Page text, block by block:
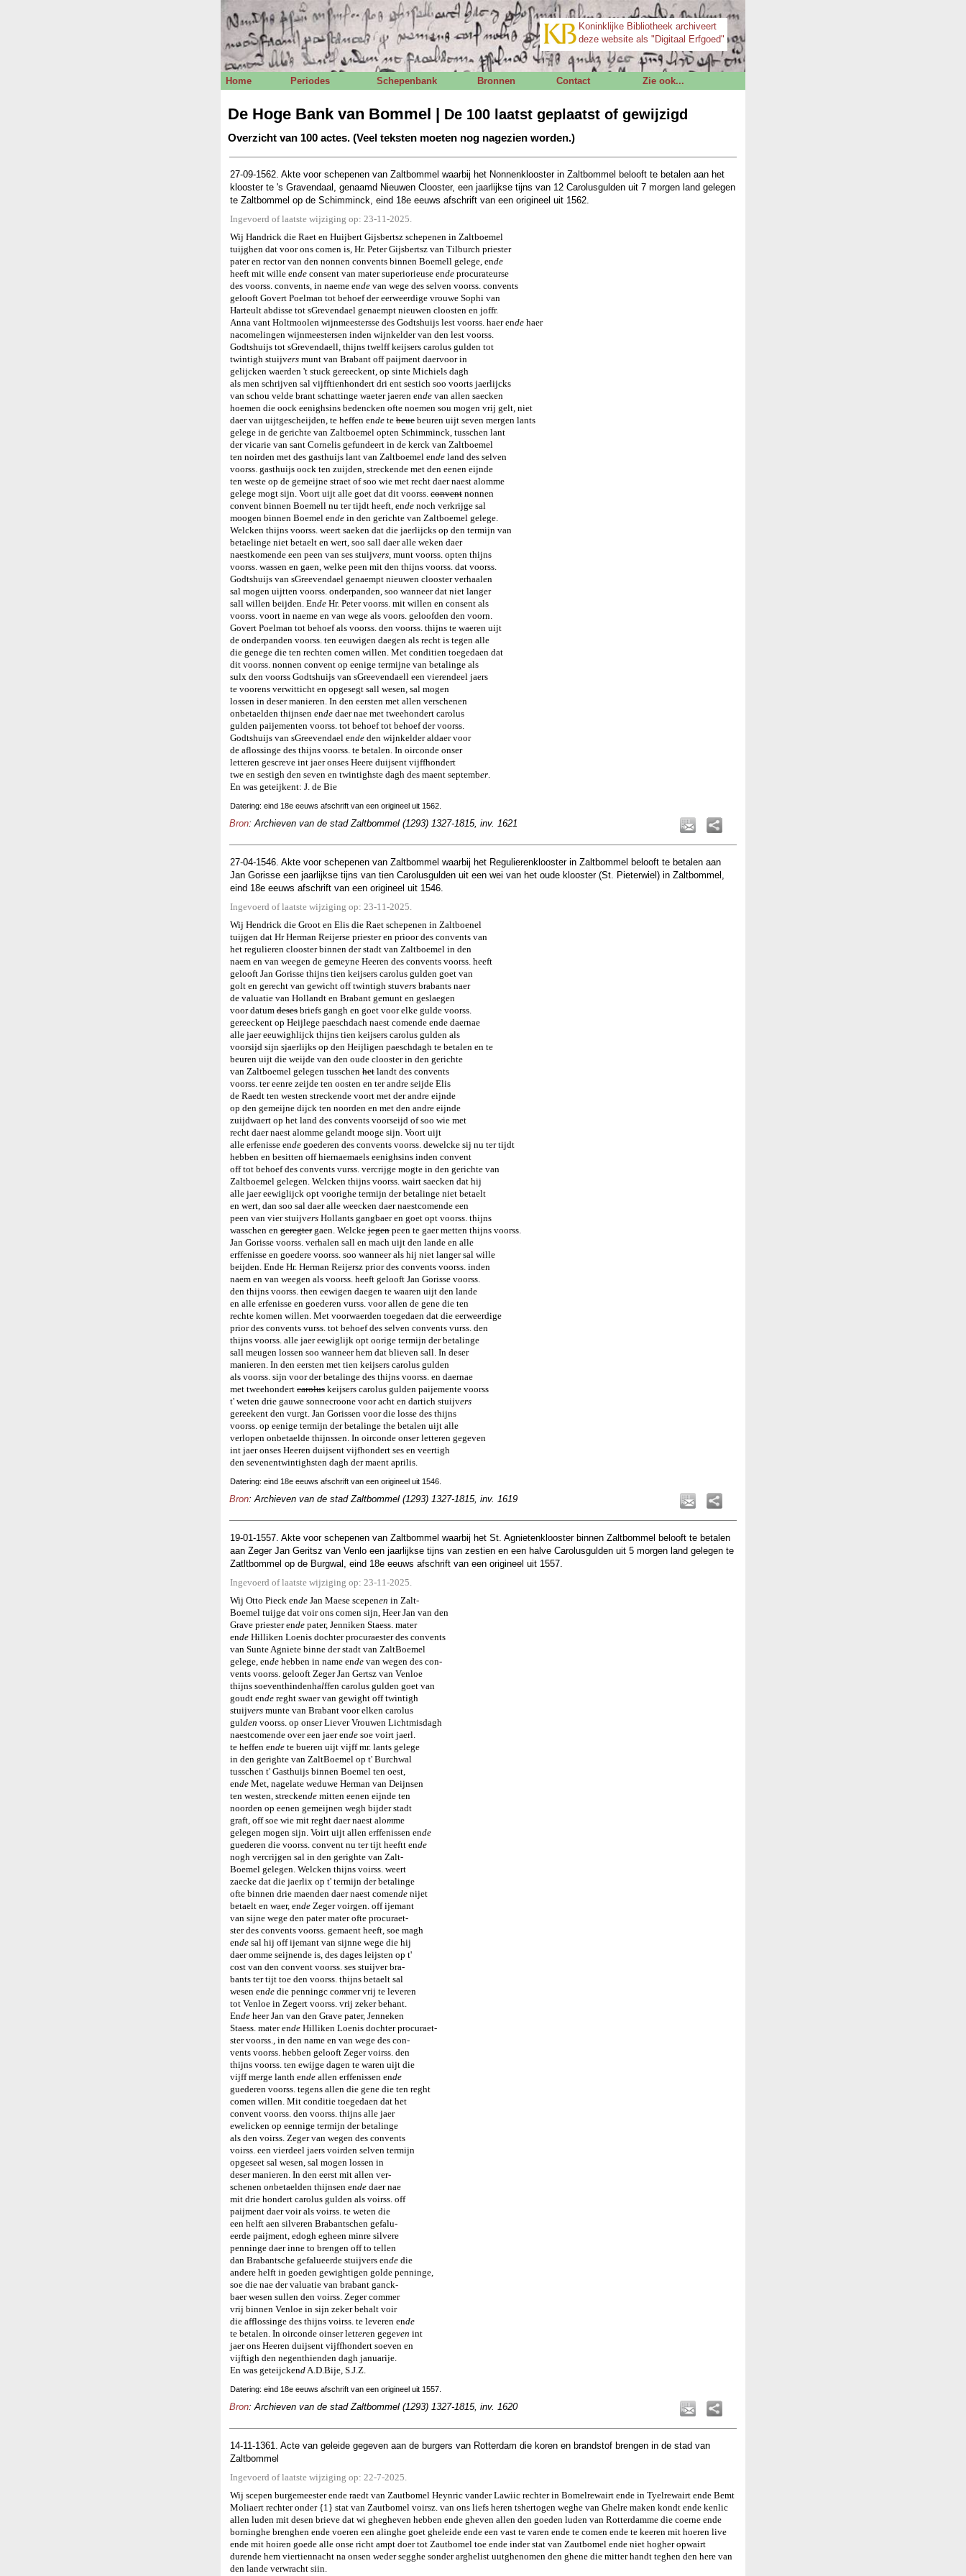
Koninklijke Bibliotheek archiveert
deze website als "Digitaal Erfgoed"
Home Periodes Schepenbank Bronnen Contact Zie ook...
De Hoge Bank van Bommel | De 100 laatst geplaatst of gewijzigd
Overzicht van 100 actes. (Veel teksten moeten nog nagezien worden.)
27-09-1562. Akte voor schepenen van Zaltbommel waarbij het Nonnenklooster in Zaltbommel belooft te betalen aan het
klooster te 's Gravendaal, genaamd Nieuwen Clooster, een jaarlijkse tijns van 12 Carolusgulden uit 7 morgen land gelegen
te Zaltbommel op de Schimminck, eind 18e eeuws afschrift van een origineel uit 1562.
Ingevoerd of laatste wijziging op: 23-11-2025.
Wij Handrick die Raet en Huijbert Gijsbertsz schepenen in Zaltboemel
tuijghen dat voor ons comen is, Hr. Peter Gijsbertsz van Tilburch priester
pater en rector van den nonnen convents binnen Boemell gelege, ende
heeft mit wille ende consent van mater superiorieuse ende procurateurse
des voorss. convents, in naeme ende van wege des selven voorss. convents
gelooft Govert Poelman tot behoef der eerweerdige vrouwe Sophi van
Harteult abdisse tot sGrevendael genaempt nieuwen cloosten en joffr.
Anna vant Holtmoolen wijnmeestersse des Godtshuijs lest voorss. haer ende haer
nacomelingen wijnmeestersen inden wijnkelder van den lest voorss.
Godtshuijs tot sGrevendaell, thijns twelff keijsers carolus gulden tot
twintigh stuijvers munt van Brabant off paijment daervoor in
gelijcken waerden 't stuck gereeckent, op sinte Michiels dagh
als men schrijven sal vijfftienhondert dri ent sestich soo voorts jaerlijcks
van schou velde brant schattinge waeter jaeren ende van allen saecken
hoemen die oock eenighsins bedencken ofte noemen sou mogen vrij gelt, niet
daer van uijtgescheijden, te heffen ende te beue beuren uijt seven mergen lants
gelege in de gerichte van Zaltboemel opten Schimminck, tusschen lant
der vicarie van sant Cornelis gefundeert in de kerck van Zaltboemel
ten noirden met des gasthuijs lant van Zaltboemel ende land des selven
voorss. gasthuijs oock ten zuijden, streckende met den eenen eijnde
ten weste op de gemeijne straet of soo wie met recht daer naest alomme
gelege mogt sijn. Voort uijt alle goet dat dit voorss. convent nonnen
convent binnen Boemell nu ter tijdt heeft, ende noch verkrijge sal
moogen binnen Boemel ende in den gerichte van Zaltboemel gelege.
Welcken thijns voorss. weert saeken dat die jaerlijcks op den termijn van
betaelinge niet betaelt en wert, soo sall daer alle weken daer
naestkomende een peen van ses stuijvers, munt voorss. opten thijns
voorss. wassen en gaen, welke peen mit den thijns voorss. dat voorss.
Godtshuijs van sGreevendael genaempt nieuwen clooster verhaalen
sal mogen uijtten voorss. onderpanden, soo wanneer dat niet langer
sall willen beijden. Ende Hr. Peter voorss. mit willen en consent als
voorss. voort in naeme en van wege als voors. geloofden den voorn.
Govert Poelman tot behoef als voorss. den voorss. thijns te waeren uijt
de onderpanden voorss. ten eeuwigen daegen als recht is tegen alle
die genege die ten rechten comen willen. Met conditien toegedaen dat
dit voorss. nonnen convent op eenige termijne van betalinge als
sulx den voorss Godtshuijs van sGreevendaell een vierendeel jaers
te voorens verwitticht en opgesegt sall wesen, sal mogen
lossen in deser manieren. In den eersten met allen verschenen
onbetaelden thijnsen ende daer nae met tweehondert carolus
gulden paijementen voorss. tot behoef tot behoef der voorss.
Godtshuijs van sGreevendael ende den wijnkelder aldaer voor
de aflossinge des thijns voorss. te betalen. In oirconde onser
letteren gescreve int jaer onses Heere duijsent vijffhondert
twe en sestigh den seven en twintighste dagh des maent september.
En was geteijkent: J. de Bie
Datering: eind 18e eeuws afschrift van een origineel uit 1562.
Bron: Archieven van de stad Zaltbommel (1293) 1327-1815, inv. 1621
27-04-1546. Akte voor schepenen van Zaltbommel waarbij het Regulierenklooster in Zaltbommel belooft te betalen aan
Jan Gorisse een jaarlijkse tijns van tien Carolusgulden uit een wei van het oude klooster (St. Pieterwiel) in Zaltbommel,
eind 18e eeuws afschrift van een origineel uit 1546.
Ingevoerd of laatste wijziging op: 23-11-2025.
Wij Hendrick die Groot en Elis die Raet schepenen in Zaltboenel
tuijgen dat Hr Herman Reijerse priester en prioor des convents van
het regulieren clooster binnen der stadt van Zaltboemel in den
naem en van weegen de gemeyne Heeren des convents voorss. heeft
gelooft Jan Gorisse thijns tien keijsers carolus gulden goet van
golt en gerecht van gewicht off twintigh stuvers brabants naer
de valuatie van Hollandt en Brabant gemunt en geslaegen
voor datum deses briefs gangh en goet voor elke gulde voorss.
gereeckent op Heijlege paeschdach naest comende ende daernae
alle jaer eeuwighlijck thijns tien keijsers carolus gulden als
voorsijd sijn sjaerlijks op den Heijligen paeschdagh te betalen en te
beuren uijt die weijde van den oude clooster in den gerichte
van Zaltboemel gelegen tusschen het landt des convents
voorss. ter eenre zeijde ten oosten en ter andre seijde Elis
de Raedt ten westen streckende voort met der andre eijnde
op den gemeijne dijck ten noorden en met den andre eijnde
zuijdwaert op het land des convents voorseijd of soo wie met
recht daer naest alomme gelandt mooge sijn. Voort uijt
alle erfenisse ende goederen des convents voorss. dewelcke sij nu ter tijdt
hebben en besitten off hiernaemaels eenighsins inden convent
off tot behoef des convents vurss. vercrijge mogte in den gerichte van
Zaltboemel gelegen. Welcken thijns voorss. wairt saecken dat hij
alle jaer eewiglijck opt voorighe termijn der betalinge niet betaelt
en wert, dan soo sal daer alle weecken daer naestcomende een
peen van vier stuijvers Hollants gangbaer en goet opt voorss. thijns
wasschen en geregtergaen. Welcke jegen peen te gaer metten thijns voorss.
Jan Gorisse voorss. verhalen sall en mach uijt den lande en alle
erffenisse en goedere voorss. soo wanneer als hij niet langer sal wille
beijden. Ende Hr. Herman Reijersz prior des convents voorss. inden
naem en van weegen als voorss. heeft gelooft Jan Gorisse voorss.
den thijns voorss. then eewigen daegen te waaren uijt den lande
en alle erfenisse en goederen vurss. voor allen de gene die ten
rechte komen willen. Met voorwaerden toegedaen dat die eerweerdige
prior des convents vurss. tot behoef des selven convents vurss. den
thijns voorss. alle jaer eewiglijk opt oorige termijn der betalinge
sall meugen lossen soo wanneer hem dat blieven sall. In deser
manieren. In den eersten met tien keijsers carolus gulden
als voorss. sijn voor der betalinge des thijns voorss. en daernae
met tweehondert carolus keijsers carolus gulden paijemente voorss
t' weten drie gauwe sonnecroone voor acht en dartich stuijvers
gereekent den vurgt. Jan Gorissen voor die losse des thijns
voorss. op eenige termijn der betalinge the betalen uijt alle
verlopen onbetaelde thijnssen. In oirconde onser letteren gegeven
int jaer onses Heeren duijsent vijfhondert ses en veertigh
den sevenentwintighsten dagh der maent aprilis.
Datering: eind 18e eeuws afschrift van een origineel uit 1546.
Bron: Archieven van de stad Zaltbommel (1293) 1327-1815, inv. 1619
19-01-1557. Akte voor schepenen van Zaltbommel waarbij het St. Agnietenklooster binnen Zaltbommel belooft te betalen
aan Zeger Jan Geritsz van Venlo een jaarlijkse tijns van zestien en een halve Carolusgulden uit 5 morgen land gelegen te
Zatltbommel op de Burgwal, eind 18e eeuws afschrift van een origineel uit 1557.
Ingevoerd of laatste wijziging op: 23-11-2025.
Wij Otto Pieck ende Jan Maese scepenen in Zalt-
Boemel tuijge dat voir ons comen sijn, Heer Jan van den
Grave priester ende pater, Jenniken Staess. mater
ende Hilliken Loenis dochter procuraester des convents
van Sunte Agniete binne der stadt van ZaltBoemel
gelege, ende hebben in name ende van wegen des con-
vents voorss. gelooft Zeger Jan Gertsz van Venloe
thijns soeventhindenhalffen carolus gulden goet van
goudt ende reght swaer van gewight off twintigh
stuijvers munte van Brabant voor elken carolus
gulden voorss. op onser Liever Vrouwen Lichtmisdagh
naestcomende over een jaer ende soe voirt jaerl.
te heffen ende te bueren uijt vijff mr. lants gelege
in den gerighte van ZaltBoemel op t' Burchwal
tusschen t' Gasthuijs binnen Boemel ten oest,
ende Met, nagelate weduwe Herman van Deijnsen
ten westen, streckende mitten eenen eijnde ten
noorden op eenen gemeijnen wegh bijder stadt
graft, off soe wie mit reght daer naest alomme
gelegen mogen sijn. Voirt uijt allen erffenissen ende
guederen die voorss. convent nu ter tijt heeftt ende
nogh vercrijgen sal in den gerighte van Zalt-
Boemel gelegen. Welcken thijns voirss. weert
zaecke dat die jaerlix op t' termijn der betalinge
ofte binnen drie maenden daer naest comende nijet
betaelt en waer, ende Zeger voirgen. off ijemant
van sijne wege den pater mater ofte procuraet-
ster des convents voorss. gemaent heeft, soe magh
ende sal hij off ijemant van sijnne wege die hij
daer omme seijnende is, des dages leijsten op t'
cost van den convent voorss. ses stuijver bra-
bants ter tijt toe den voorss. thijns betaelt sal
wesen ende die penningc commer vrij te leveren
tot Venloe in Zegert voorss. vrij zeker behant.
Ende heer Jan van den Grave pater, Jenneken
Staess. mater ende Hilliken Loenis dochter procuraet-
ster voorss., in den name en van wege des con-
vents voorss. hebben gelooft Zeger voirss. den
thijns voorss. ten ewijge dagen te waren uijt die
vijff merge lanth ende allen erffenissen ende
guederen voorss. tegens allen die gene die ten reght
comen willen. Mit conditie toegedaen dat het
convent voorss. den voorss. thijns alle jaer
ewelicken op eennige termijn der betalinge
als den voirss. Zeger van wegen des convents
voirss. een vierdeel jaers voirden selven termijn
opgeseet sal wesen, sal mogen lossen in
deser manieren. In den eerst mit allen ver-
schenen onbetaelden thijnsen ende daer nae
mit drie hondert carolus gulden als voirss. off
paijment daer voir als voirss. te weten die
een helft aen silveren Brabantschen gefalu-
eerde paijment, edogh egheen minre silvere
penninge daer inne to brengen off to tellen
dan Brabantsche gefalueerde stuijvers ende die
andere helft in goeden gewightigen golde penninge,
soe die nae der valuatie van brabant ganck-
baer wesen sullen den voirss. Zeger commer
vrij binnen Venloe in sijn zeker behalt voir
die afflossinge des thijns voirss. te leveren ende
te betalen. In oirconde oinser letteren gegeven int
jaer ons Heeren duijsent vijffhondert soeven en
vijftigh den negenthienden dagh januarije.
En was geteijckendA.D.Bije, S.J.Z.
Datering: eind 18e eeuws afschrift van een origineel uit 1557.
Bron: Archieven van de stad Zaltbommel (1293) 1327-1815, inv. 1620
14-11-1361. Acte van geleide gegeven aan de burgers van Rotterdam die koren en brandstof brengen in de stad van
Zaltbommel
Ingevoerd of laatste wijziging op: 22-7-2025.
Wij scepen burgemeester ende raedt van Zautbomel Heynric vander Lawiic rechter in Bomelrewairt ende in Tyelrewairt ende Bemt
Moliaert rechter onder {1} stat van Zautbomel voirsz. van ons liefs heren tshertogen weghe van Ghelre maken kondt ende kenlic
allen luden mit desen brieve dat wi ghegheven hebben ende gheven allen den goeden luden van Rotterdamme die coerne ende
borninghe brenghen ende voeren een alinghe goet gheleide ende een vast te varen ende te comen ende te keeren mit hoeren live
ende mit hoiren goede alle onse richt ampt doer tot Zautbomel toe ende inder stat van Zautbomel ende niet hogher opwairt
durende hem viertiennacht na onsen weder segghe sonder arghelist uutghenomen den ghene die mitter handt teghen den here van
den lande verwracht siin.